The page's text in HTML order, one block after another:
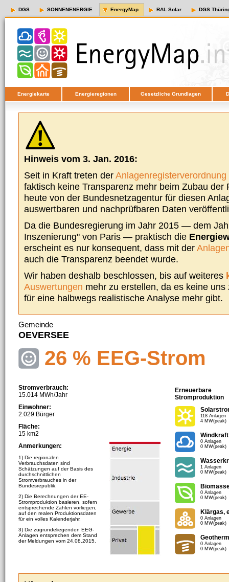
DGS SONNENENERGIE EnergyMap RAL Solar DGS
Energiekarte Energieregionen Gesetzliche Grundlagen
Hinweis vom 3. Jan. 2016:
Seit in Kraft treten derAnlagenregisterverordnung
faktisch keine Transparenz mehr beim Zubau der
heute von der Bundesnetzagentur für diesen
auswertbaren und nachprüfbaren Daten
Da die Bundesregierung im Jahr 2015 — dem
Inszenierung" von Paris — praktisch die
erscheint es nur konsequent, dass mit der
auch die Transparenz beendet wurde.
Wir haben deshalb beschlossen, bis auf weiteres
Auswertungen mehr zu erstellen, da es keine
für eine halbwegs realistische Analyse mehr gibt.
Gemeinde
OEVERSEE
26 % EEG-Strom
Stromverbrauch:
15.014 MWh/Jahr
Einwohner:
2.029 Bürger
Fläche:
15 km2
Anmerkungen:
1) Die regionalen
Verbrauchsdaten sind
Schätzungen auf der Basis des
durchschnittlichen
Stromverbrauches in der
Bundesrepublik.
2) Die Berechnungen der EE-
Stromproduktion basieren, sofern
entsprechende Zahlen vorliegen,
auf den realen Produktionsdaten
für ein volles Kalenderjahr.
3) Die zugrundeliegenden EEG-
Anlagen entsprechen dem Stand
der Meldungen vom 24.08.2015.
Erneuerbare
Stromproduktion
118 Anlagen
4 MW(peak)
Windkraft
0 Anlagen
0 MW(peak)
1 Anlagen
0 MW(peak)
0 Anlagen
0 MW(peak)
Klärgas,
0 Anlagen
0 MW(peak)
0 Anlagen
0 MW(peak)